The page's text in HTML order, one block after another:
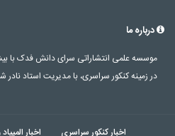
درباره ما
در زمینه کنکور سراسری، با مدیریت استاد نادر
اخبار کنکور سراسری اخبار